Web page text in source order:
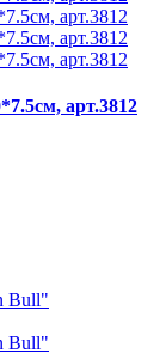
арт.3812